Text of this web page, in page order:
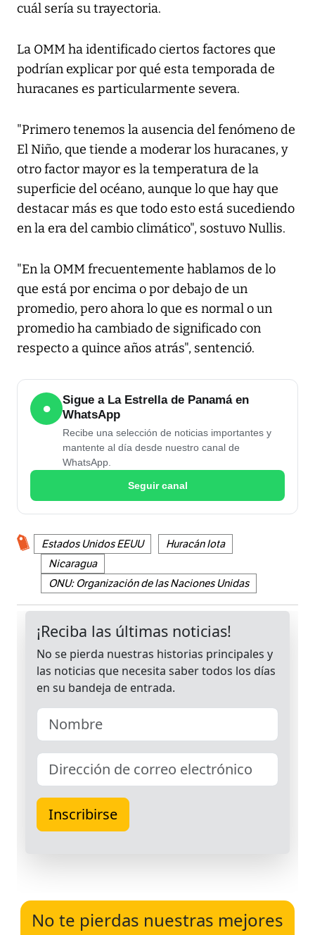
cuál sería su trayectoria.
La OMM ha identificado ciertos factores que
podrían explicar por qué esta temporada de
huracanes es particularmente severa.
"Primero tenemos la ausencia del fenómeno de
El Niño, que tiende a moderar los huracanes, y
otro factor mayor es la temperatura de la
superficie del océano, aunque lo que hay que
destacar más es que todo esto está sucediendo
en la era del cambio climático", sostuvo Nullis.
"En la OMM frecuentemente hablamos de lo
que está por encima o por debajo de un
promedio, pero ahora lo que es normal o un
promedio ha cambiado de significado con
respecto a quince años atrás", sentenció.
●
Sigue a La Estrella de Panamá en
WhatsApp
Recibe una selección de noticias importantes y
mantente al día desde nuestro canal de
WhatsApp.
Seguir canal
Estados Unidos EEUU
Huracán Iota
Nicaragua
ONU: Organización de las Naciones Unidas
No te pierdas nuestras mejores